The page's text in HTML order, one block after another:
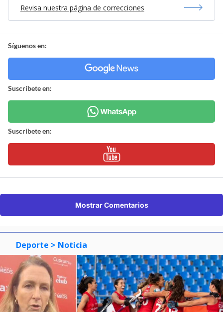
Revisa nuestra página de correcciones
Síguenos en:
Suscríbete en:
Suscríbete en:
Mostrar Comentarios
Deporte > Noticia